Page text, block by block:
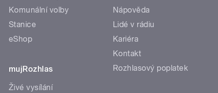
Komunální volby
Stanice
eShop
mujRozhlas
Živé vysílání
Nápověda
Lidé v rádiu
Kariéra
Kontakt
Rozhlasový poplatek